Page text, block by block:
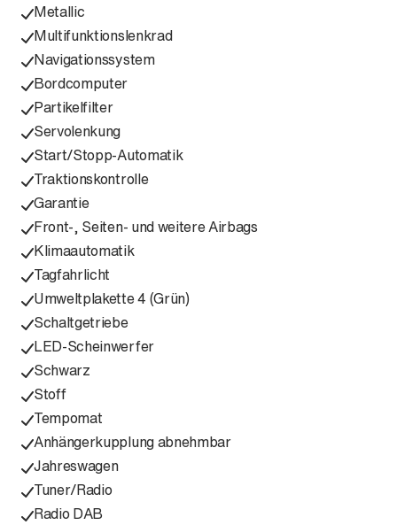
Metallic
Multifunktionslenkrad
Navigationssystem
Bordcomputer
Partikelfilter
Servolenkung
Start/Stopp-Automatik
Traktionskontrolle
Garantie
Front-, Seiten- und weitere Airbags
Klimaautomatik
Tagfahrlicht
Umweltplakette 4 (Grün)
Schaltgetriebe
LED-Scheinwerfer
Schwarz
Stoff
Tempomat
Anhängerkupplung abnehmbar
Jahreswagen
Tuner/Radio
Radio DAB